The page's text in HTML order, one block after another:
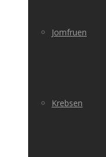
Jomfruen
Krebsen